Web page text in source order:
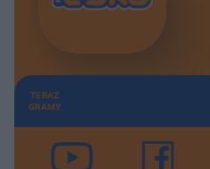
TERAZ
GRAMY